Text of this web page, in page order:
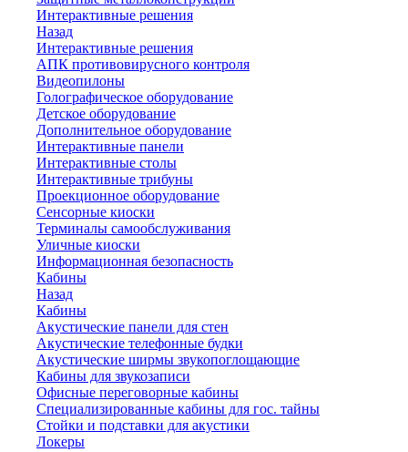
Интерактивные решения
Назад
Интерактивные решения
АПК противовирусного контроля
Видеопилоны
Голографическое оборудование
Детское оборудование
Дополнительное оборудование
Интерактивные панели
Интерактивные столы
Интерактивные трибуны
Проекционное оборудование
Сенсорные киоски
Терминалы самообслуживания
Уличные киоски
Информационная безопасность
Кабины
Назад
Кабины
Акустические панели для стен
Акустические телефонные будки
Акустические ширмы звукопоглощающие
Кабины для звукозаписи
Офисные переговорные кабины
Специализированные кабины для гос. тайны
Стойки и подставки для акустики
Локеры